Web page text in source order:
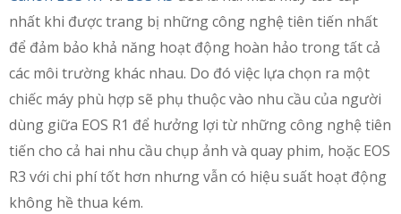
nhất khi được trang bị những công nghệ tiên tiến nhất
để đảm bảo khả năng hoạt động hoàn hảo trong tất cả
các môi trường khác nhau. Do đó việc lựa chọn ra một
chiếc máy phù hợp sẽ phụ thuộc vào nhu cầu của người
dùng giữa EOS R1 để hưởng lợi từ những công nghệ tiên
tiến cho cả hai nhu cầu chụp ảnh và quay phim, hoặc EOS
R3 với chi phí tốt hơn nhưng vẫn có hiệu suất hoạt động
không hề thua kém.